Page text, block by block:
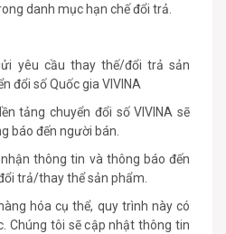
danh mục hạn chế đổi trả.
yêu cầu thay thế/đổi trả sản
đổi số Quốc gia VIVINA
tảng chuyển đổi số VIVINA sẽ
báo đến người bán.
thông tin và thông báo đến
trả/thay thể sản phẩm.
hóa cụ thể, quy trình này có
Chúng tôi sẽ cập nhật thông tin